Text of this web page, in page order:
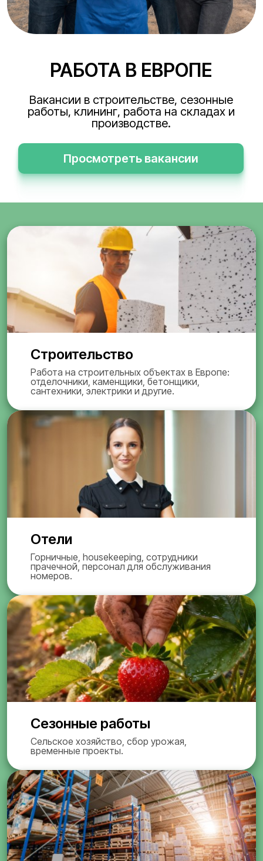
РАБОТА В ЕВРОПЕ
Вакансии в строительстве, сезонные
работы, клининг, работа на складах и
производстве.
Просмотреть вакансии
Строительство
Работа на строительных объектах в Европе:
отделочники, каменщики, бетонщики,
сантехники, электрики и другие.
Отели
Горничные, housekeeping, сотрудники
прачечной, персонал для обслуживания
номеров.
Сезонные работы
Сельское хозяйство, сбор урожая,
временные проекты.